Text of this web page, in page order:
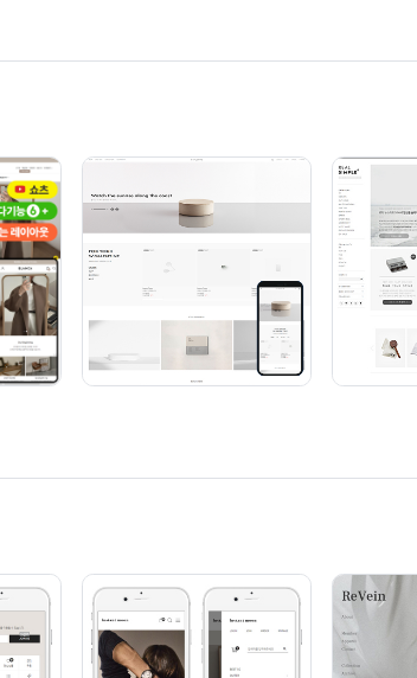
주문서 작성
작성해주세요.
바로 다운 받아보실 수 있습니다.
으로 메일 회신해주세요.
해 작업완료 3일 이후 자동 폐기 조치 됩니다.
이메일 문의하기 카